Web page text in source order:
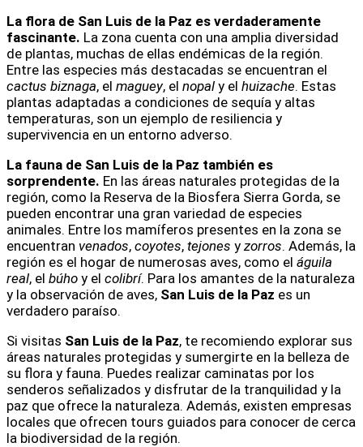
La flora de San Luis de la Paz es verdaderamente
fascinante. La zona cuenta con una amplia diversidad
de plantas, muchas de ellas endémicas de la región.
Entre las especies más destacadas se encuentran el
cactus biznaga, el maguey, el nopal y el huizache. Estas
plantas adaptadas a condiciones de sequía y altas
temperaturas, son un ejemplo de resiliencia y
supervivencia en un entorno adverso.
La fauna de San Luis de la Paz también es
sorprendente. En las áreas naturales protegidas de la
región, como la Reserva de la Biosfera Sierra Gorda, se
pueden encontrar una gran variedad de especies
animales. Entre los mamíferos presentes en la zona se
encuentran venados, coyotes, tejones y zorros. Además, la
región es el hogar de numerosas aves, como el águila
real, el búho y el colibrí. Para los amantes de la naturaleza
y la observación de aves, San Luis de la Paz es un
verdadero paraíso.
Si visitas San Luis de la Paz, te recomiendo explorar sus
áreas naturales protegidas y sumergirte en la belleza de
su flora y fauna. Puedes realizar caminatas por los
senderos señalizados y disfrutar de la tranquilidad y la
paz que ofrece la naturaleza. Además, existen empresas
locales que ofrecen tours guiados para conocer de cerca
la biodiversidad de la región.